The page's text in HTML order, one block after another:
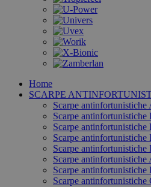
Home
SCARPE
Scarpe antinfortunistiche
Scarpe antinfortunistiche
Scarpe antinfortunistiche
Scarpe antinfortunistiche
Scarpe antinfortunistiche
Scarpe antinfortunistiche
Scarpe antinfortunistiche
Scarpe antinfortunistiche